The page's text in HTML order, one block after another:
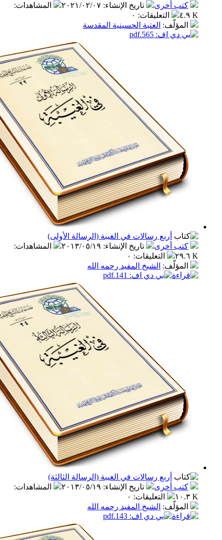
أخرى
تاريخ الإنشاء :٢٠٢١/٠٢/٠٧ المشاهدات:
التعليقات:٠
العتبة الحسينية المقدسة
أربع رسالات في الغيبة (الرسالة الأولى)
أخرى
تاريخ الإنشاء :٢٠١٣/٠٥/١٩ المشاهدات:
التعليقات:٠
الشيخ المفيد رحمه الله
أربع رسالات في الغيبة (الرسالة الثالثة)
أخرى
تاريخ الإنشاء :٢٠١٣/٠٥/١٩ المشاهدات:
التعليقات:٠
الشيخ المفيد رحمه الله